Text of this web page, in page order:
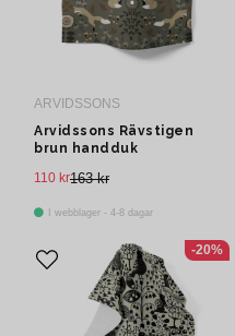
ARVIDSSONS
Arvidssons Rävstigen
brun handduk
163 kr
110 kr
I webblager - 4-8 dagar
-20%